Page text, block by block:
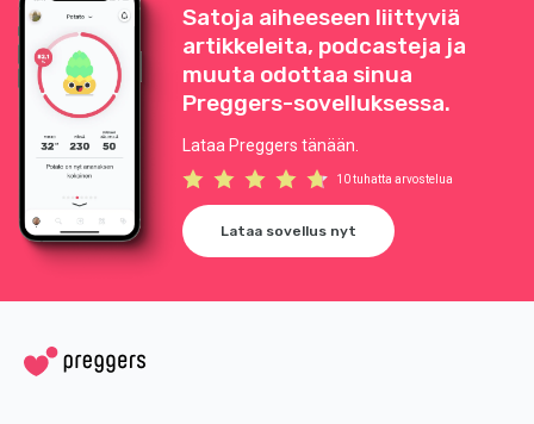
Satoja aiheeseen liittyviä
artikkeleita, podcasteja ja
muuta odottaa sinua
Preggers-sovelluksessa.
Lataa Preggers tänään.
10 tuhatta arvostelua
Lataa sovellus nyt